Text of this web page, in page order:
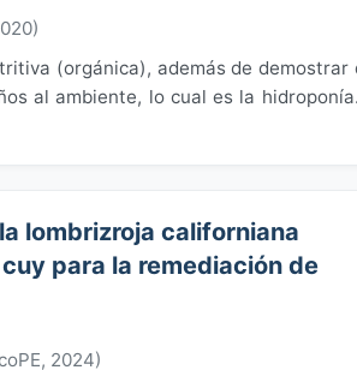
)
(orgánica), además de demostrar
al ambiente, lo cual es la
lombrizroja californiana
para la remediación de
, 2024)